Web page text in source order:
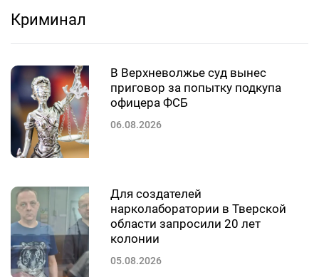
Криминал
В Верхневолжье суд вынес
приговор за попытку подкупа
офицера ФСБ
06.08.2026
Для создателей
нарколаборатории в Тверской
области запросили 20 лет
колонии
05.08.2026